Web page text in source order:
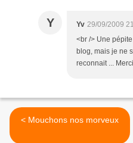
Y Yv 29/09/2009
<br /> Une
blog, mais je ne
reconnait ...
< Mouchons nos morveux